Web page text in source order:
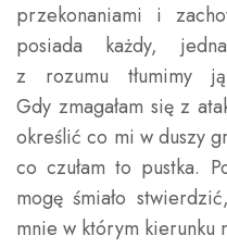
przekonaniami i
posiada każdy,
z rozumu tłumimy
Gdy zmagałam się z
określić co mi w duszy
co czułam to pustka.
mogę śmiało
mnie w którym kierunku